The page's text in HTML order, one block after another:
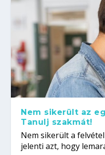
Nem sikerült az
Tanulj szakmát!
Nem sikerült a
jelenti azt, hogy